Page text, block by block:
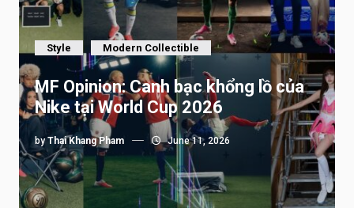
Style Modern Collectible
MF Opinion: Canh bạc khổng lồ của
Nike tại World Cup 2026
byThai Khang Pham June 11, 2026